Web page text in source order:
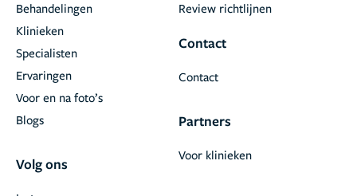
Behandelingen
Klinieken
Specialisten
Ervaringen
Voor en na foto’s
Blogs
Volg ons
Review richtlijnen
Contact
Contact
Partners
Voor klinieken